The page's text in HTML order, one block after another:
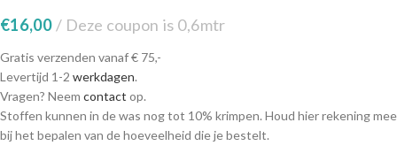
€16,00 Deze coupon is 0,6mtr
Gratis verzenden vanaf € 75,-
Levertijd 1-2 werkdagen.
Vragen? Neem contact op.
Stoffen kunnen in de was nog tot 10% krimpen. Houd hier rekening mee
bij het bepalen van de hoeveelheid die je bestelt.